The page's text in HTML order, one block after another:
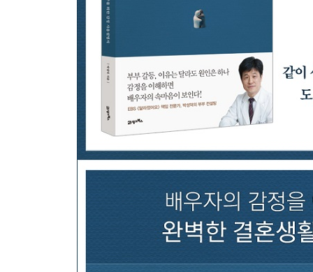
누구나 상처는 있다
부부도 함께 성장할 수 있다
부부의 문제는 가족의 문제다
정서가 대화의 깊이를 결정한다
자존감은 혼자만의 노력으로 회복하기 어렵다
감정의 과학-위기를 극복하는 정서의 힘
누구도 성숙한 상태로 결혼하지 않는다
남자도 정서에 익숙해져야 한다
말하지 않아도 알 것이라고 착각하지 말라
애착을 유도하는 대화법을 활용하라